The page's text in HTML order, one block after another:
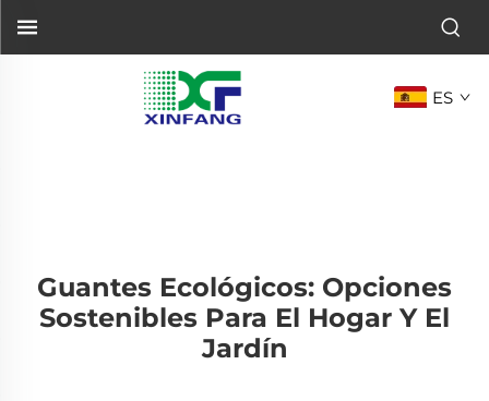
ES
Guantes Ecológicos: Opciones
Sostenibles Para El Hogar Y El
Jardín